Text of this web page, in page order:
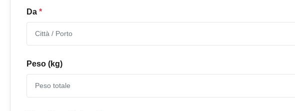
Da *
Peso (kg)